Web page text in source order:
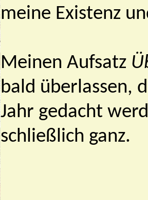
meine Existenz
Meinen Aufsatz
bald überlassen,
Jahr gedacht
schließlich ganz.